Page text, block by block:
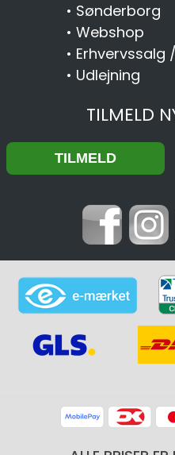
• Sønderborg
• Webshop
• Erhvervssalg
• Udlejning
TILMELD